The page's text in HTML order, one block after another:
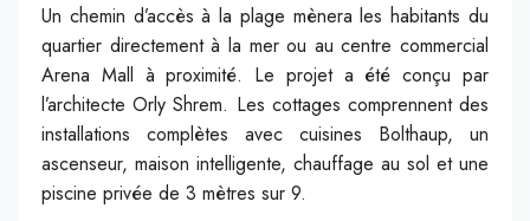
Un chemin d’accès à la plage mènera les habitants du
quartier directement à la mer ou au centre commercial
Arena Mall à proximité. Le projet a été conçu par
l’architecte Orly Shrem. Les cottages comprennent des
installations complètes avec cuisines Bolthaup, un
ascenseur, maison intelligente, chauffage au sol et une
piscine privée de 3 mètres sur 9.